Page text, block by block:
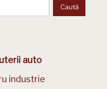
auto
industrie